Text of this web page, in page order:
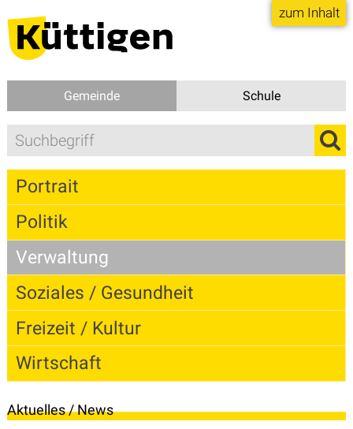
zum Inhalt
Gemeinde Schule
Suchbegriff
Hauptnavigation
Portrait
Politik
Verwaltung
Soziales / Gesundheit
Freizeit / Kultur
Wirtschaft
Aktuelles / News